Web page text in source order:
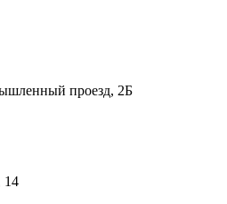
проезд, 2Б
14